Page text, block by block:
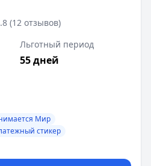
(12 отзывов)
Льготный период
55 дней
Мир
стикер